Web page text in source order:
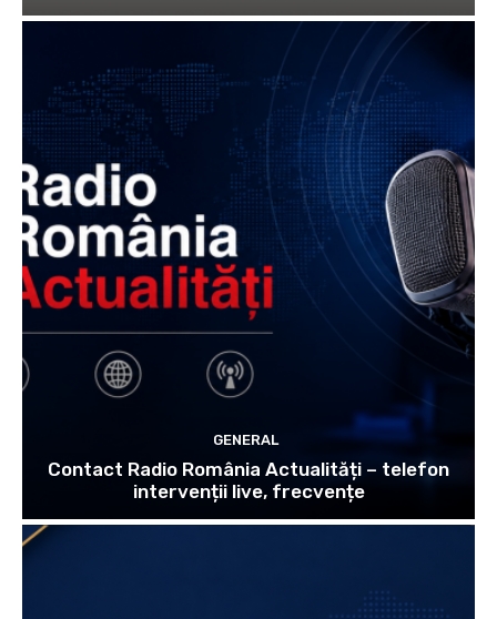
GENERAL
Contact Radio România Actualități – telefon
intervenții live, frecvențe